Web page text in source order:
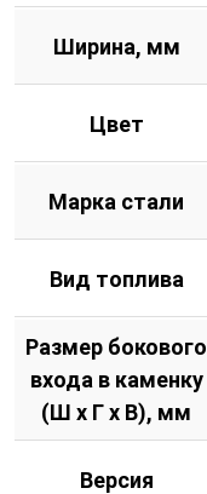
Ширина, мм
Цвет
Марка стали
Вид топлива
Размер бокового
входа в каменку
(Ш х Г х В), мм
Версия